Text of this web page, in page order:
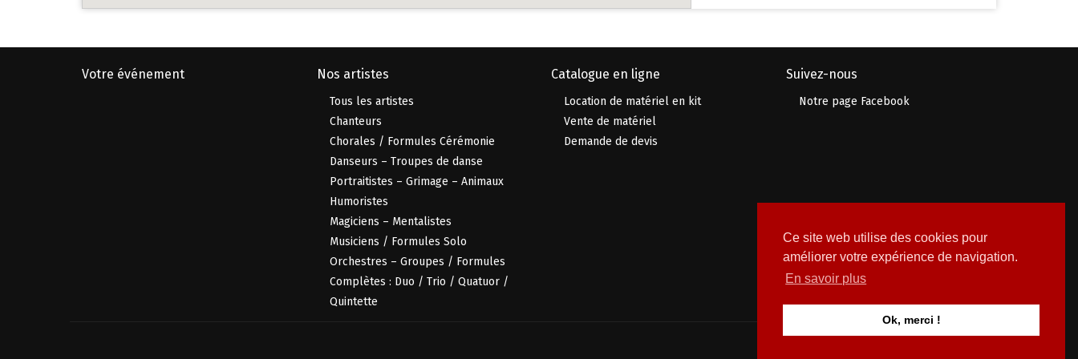
Ce site web utilise des cookies pour
améliorer votre expérience de navigation.
En savoir plus
Ok, merci !
Votre événement Nos artistes
Tous les artistes
Chanteurs
Chorales / Formules Cérémonie
Danseurs – Troupes de danse
Portraitistes – Grimage – Animaux
Humoristes
Magiciens – Mentalistes
Musiciens / Formules Solo
Orchestres – Groupes / Formules
Complètes : Duo / Trio / Quatuor /
Quintette
Catalogue en ligne
Location de matériel en kit
Vente de matériel
Demande de devis
Suivez-nous
Notre page Facebook